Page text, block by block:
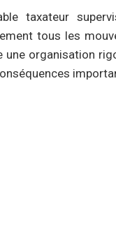
taxateur
tous les
une organisation